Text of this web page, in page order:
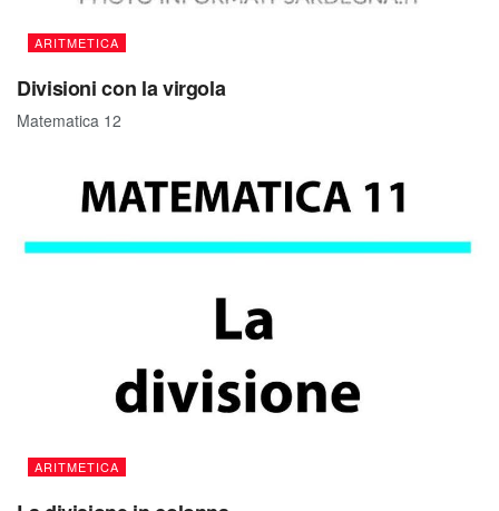
ARITMETICA
Divisioni con la virgola
Matematica 12
ARITMETICA